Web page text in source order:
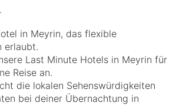
in Meyrin, das flexible
erlaubt.
Last Minute Hotels in Meyrin für
Reise an.
die lokalen Sehenswürdigkeiten
bei deiner Übernachtung in